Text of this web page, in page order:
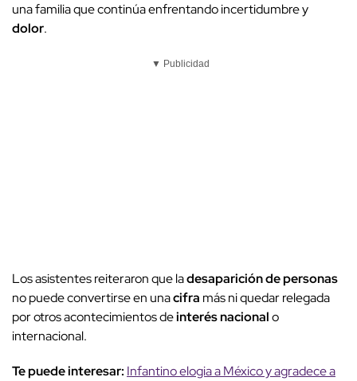
una familia que continúa enfrentando incertidumbre y
dolor.
▼ Publicidad
Los asistentes reiteraron que ladesaparición de personas
no puede convertirse en unacifra más ni quedar relegada
por otros acontecimientos deinterés nacionalo
internacional.
Te puede interesar: Infantino elogia a México y agradece a